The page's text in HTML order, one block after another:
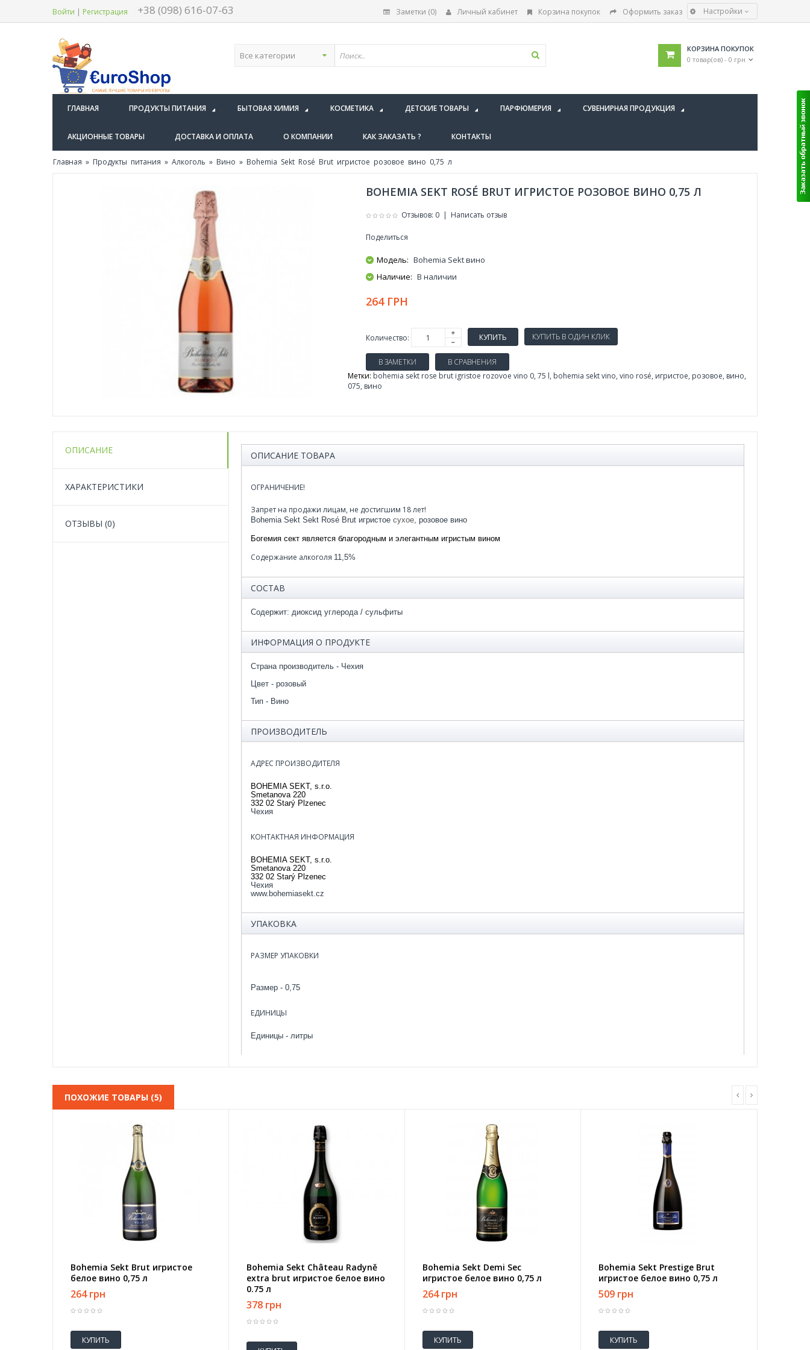
Войти | Регистрация +38 (098) 616-07-63 Заметки (0) Личный кабинет Корзина покупок Оформить заказ Настройки
КОРЗИНА ПОКУПОК
0 товар(ов) - 0 грн
ГЛАВНАЯ ПРОДУКТЫ ПИТАНИЯ БЫТОВАЯ ХИМИЯ КОСМЕТИКА ДЕТСКИЕ ТОВАРЫ ПАРФЮМЕРИЯ СУВЕНИРНАЯ ПРОДУКЦИЯ
АКЦИОННЫЕ ТОВАРЫ ДОСТАВКА И ОПЛАТА О КОМПАНИИ КАК ЗАКАЗАТЬ ? КОНТАКТЫ
Главная » Продукты питания » Алкоголь » Вино » Bohemia Sekt Rosé Brut игристое розовое вино 0,75 л
BOHEMIA SEKT ROSÉ BRUT ИГРИСТОЕ РОЗОВОЕ ВИНО 0,75 Л
Отзывов: 0| Написать отзыв
Поделиться
Модель: Bohemia Sekt вино
Наличие: В наличии
264 ГРН
Количество: КУПИТЬ
В ЗАМЕТКИ
В СРАВНЕНИЯ
Метки: bohemia sekt rose brut igristoe rozovoe vino 0, 75 l, bohemia sekt vino, vino rosé, игристое, розовое, вино,
075, вино
ОПИСАНИЕ
ХАРАКТЕРИСТИКИ
ОТЗЫВЫ (0)
ОПИСАНИЕ ТОВАРА
ОГРАНИЧЕНИЕ!
Запрет на продажи лицам, не достигшим 18 лет!
Bohemia Sekt Sekt Rosé Brut игристое сухое, розовое вино
Богемия сект является благородным и элегантным игристым вином
Содержание алкоголя 11,5%
СОСТАВ
Содержит: диоксид углерода / сульфиты
ИНФОРМАЦИЯ О ПРОДУКТЕ
Страна производитель - Чехия
Цвет - розовый
Тип - Вино
ПРОИЗВОДИТЕЛЬ
АДРЕС ПРОИЗВОДИТЕЛЯ
BOHEMIA SEKT, s.r.o.
Smetanova 220
332 02 Starý Plzenec
Чехия
КОНТАКТНАЯ ИНФОРМАЦИЯ
BOHEMIA SEKT, s.r.o.
Smetanova 220
332 02 Starý Plzenec
Чехия
www.bohemiasekt.cz
УПАКОВКА
РАЗМЕР УПАКОВКИ
Размер - 0,75
ЕДИНИЦЫ
Единицы - литры
ПОХОЖИЕ ТОВАРЫ (5)
Bohemia Sekt Brut игристое
белое вино 0,75 л
264 грн
КУПИТЬ
Bohemia Sekt Château Radyně
extra brut игристое белое вино
0.75 л
378 грн
Bohemia Sekt Demi Sec
игристое белое вино 0,75 л
264 грн
КУПИТЬ
Bohemia Sekt Prestige Brut
игристое белое вино 0,75 л
509 грн
КУПИТЬ